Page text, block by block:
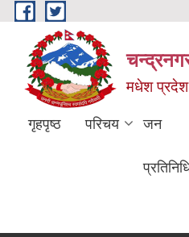
Skip to main content
मधेश प्रदेश
गृहपृष्ठ परिचय जन